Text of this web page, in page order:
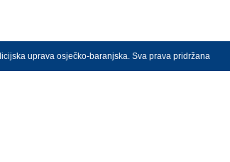
uprava osječko-baranjska. Sva prava pridržana